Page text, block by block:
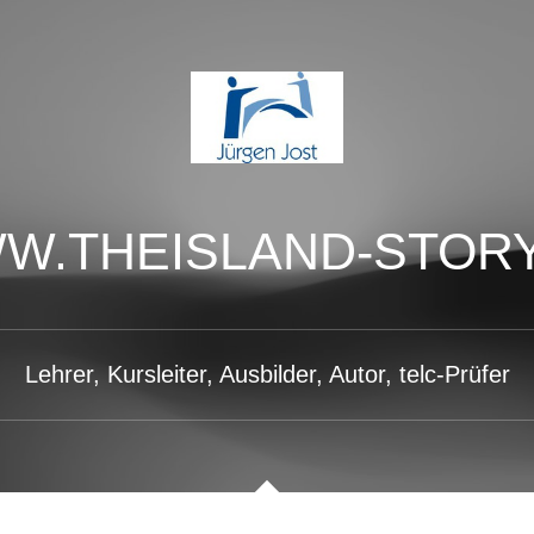
Lehrer, Kursleiter, Ausbilder, Autor, telc-Prüfer